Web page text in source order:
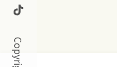
TikTok